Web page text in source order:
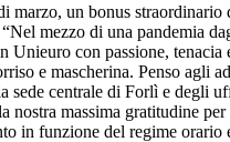
marzo, un bonus
mezzo di una pandemia
con passione,
e mascherina. Penso agli
sede centrale di Forlì e
nostra massima gratitudine
in funzione del regime